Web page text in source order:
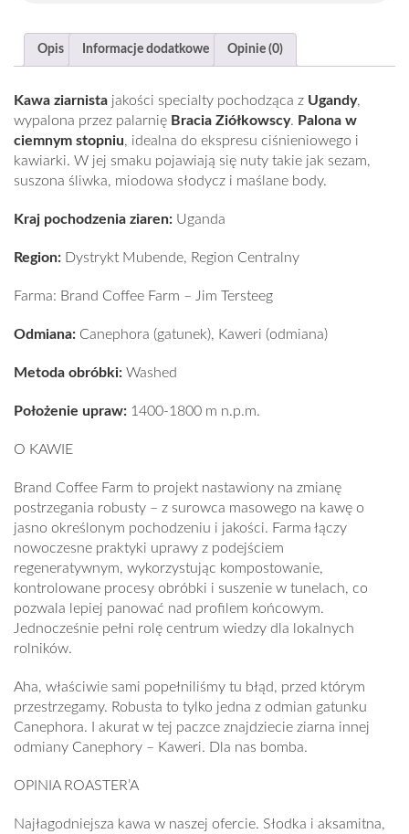
Opis Informacje dodatkowe Opinie (0)
Kawa ziarnista jakości specialty pochodząca z Ugandy,
wypalona przez palarnię Bracia Ziółkowscy. Palona w
ciemnym stopniu, idealna do ekspresu ciśnieniowego i
kawiarki. W jej smaku pojawiają się nuty takie jak sezam,
suszona śliwka, miodowa słodycz i maślane body.
Kraj pochodzenia ziaren: Uganda
Region: Dystrykt Mubende, Region Centralny
Farma: Brand Coffee Farm – Jim Tersteeg
Odmiana: Canephora (gatunek), Kaweri (odmiana)
Metoda obróbki: Washed
Położenie upraw: 1400-1800 m n.p.m.
O KAWIE
Brand Coffee Farm to projekt nastawiony na zmianę
postrzegania robusty – z surowca masowego na kawę o
jasno określonym pochodzeniu i jakości. Farma łączy
nowoczesne praktyki uprawy z podejściem
regeneratywnym, wykorzystując kompostowanie,
kontrolowane procesy obróbki i suszenie w tunelach, co
pozwala lepiej panować nad profilem końcowym.
Jednocześnie pełni rolę centrum wiedzy dla lokalnych
rolników.
Aha, właściwie sami popełniliśmy tu błąd, przed którym
przestrzegamy. Robusta to tylko jedna z odmian gatunku
Canephora. I akurat w tej paczce znajdziecie ziarna innej
odmiany Canephory – Kaweri. Dla nas bomba.
OPINIA ROASTER’A
Najłagodniejsza kawa w naszej ofercie. Słodka i aksamitna,